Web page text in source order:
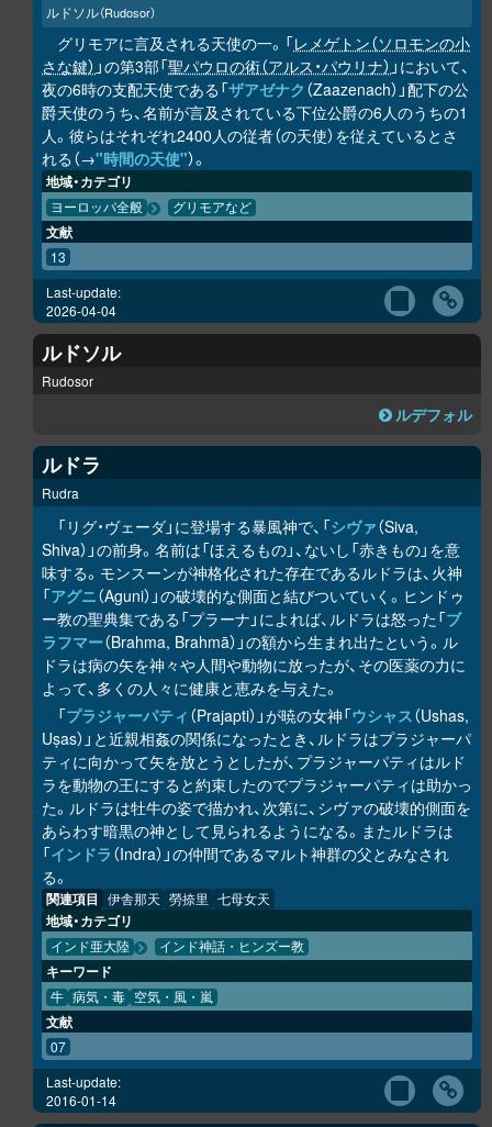
ルドソル（Rudosor）
グリモアに言及される天使の一。「レメゲトン（ソロモンの小
さな鍵） 」の第3部「聖パウロの術（アルス・パウリナ） 」において、
夜の6時の支配天使である「ザアゼナク （Zaazenach）」配下の公
爵天使のうち、名前が言及されている下位公爵の6人のうちの1
人。彼らはそれぞれ2400人の従者（の天使）を従えているとさ
れる（→"時間の天使"）。
地域・カテゴリ
ヨーロッパ全般 グリモアなど
文献
13
Last-update:
2026-04-04
ルドソル
Rudosor
ルデフォル
ルドラ
Rudra
「リグ・ヴェーダ」に登場する暴風神で、「シヴァ（Siva,
Shiva）」の前身。名前は「ほえるもの」、ないし「赤きもの」を意
味する。モンスーンが神格化された存在であるルドラは、火神
「アグニ（Aguni）」の破壊的な側面と結びついていく。ヒンドゥ
ー教の聖典集である「プラーナ」によれば、ルドラは怒った「ブ
ラフマー（Brahma, Brahmā）」の額から生まれ出たという。ル
ドラは病の矢を神々や人間や動物に放ったが、その医薬の力に
よって、多くの人々に健康と恵みを与えた。
「プラジャーパティ （Prajapti）」が暁の女神「ウシャス（Ushas,
Uṣas）」と近親相姦の関係になったとき、ルドラはプラジャーパ
ティに向かって矢を放とうとしたが、プラジャーパティはルド
ラを動物の王にすると約束したのでプラジャーパティは助かっ
た。ルドラは牡牛の姿で描かれ、次第に、シヴァの破壊的側面を
あらわす暗黒の神として見られるようになる。またルドラは
「インドラ （Indra）」の仲間であるマルト神群の父とみなされ
る。
関連項目 伊舎那天 勞捺里 七母女天
地域・カテゴリ
インド亜大陸 インド神話・ヒンズー教
キーワード
牛 病気・毒 空気・風・嵐
文献
07
Last-update:
2016-01-14